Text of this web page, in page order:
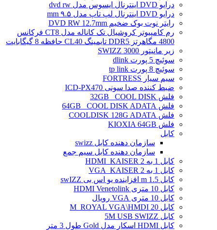
درایو DVD اینترنال ایسوس مدل dvd rw
درایو DVD اینترنال لپ تاپ مدل ۹.۵ mm
رایتر نوت بوک ضخیم DVD RW 12.7mm
رم کامپیوتر کروشیال تک کاناله مدل CT8 فرکانس
4800 مگاهرتز DDR5 تایمینگ CL40 حافظه 8 گیگابایت
زیر مانیتور SWIZZ 3000
سوئیچ 5 پورت dlink
سوئیچ 8 پورت tp link
سیم سیار FORTRESS
ضبط کننده صدا سونی ICD-PX470
فلش 32GB _COOL DISK
فلش 64GB _COOL DISK ADATA
فلش COOLDISK 128G ADATA
فلش KIOXIA 64GB
کابل
سازمان دهنده کابل swizz
سازمان دهنده کابل سیم جمع
کابل 1 به 2 HDMI_KAISER
کابل 1 به 2 VGA_KAISER
کابل 1.5 m افزاینده یو اس بی swIZZ
کابل 10 متری HDMI Venetolink
کابل 10 متری VGA رویال
کابل 20 M_ROYAL VGA\HMDI
کابل 5M USB SWIZZ
کابل HDMI اسکار مدل Gold طول 3 متر